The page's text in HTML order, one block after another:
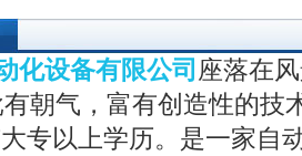
设备有限公司 座落在
朝气，富有创造性的技
专以上学历。是一家自